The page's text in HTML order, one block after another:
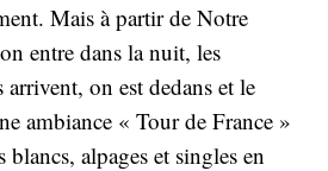
Mais à partir de Notre
entre dans la nuit, les
on est dedans et le
ambiance « Tour de France »
alpages et singles en